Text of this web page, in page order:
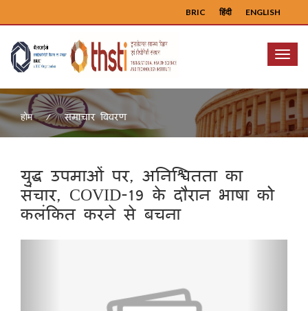
ENGLISH
हिंदी
BRIC
Menu
होम समाचार विवरण
युद्ध उपमाओं पर, अनिश्चितता का
संचार, COVID-19 के दौरान भाषा को
कलंकित करने से बचना